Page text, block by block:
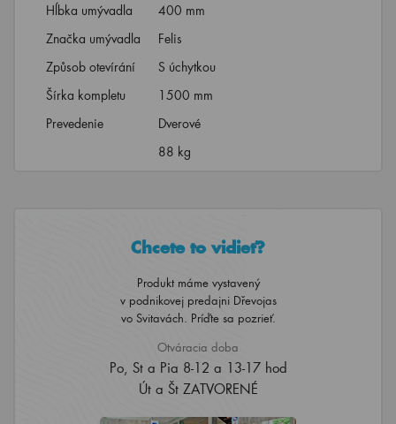
Hĺbka umývadla
400 mm
Značka umývadla
Felis
Způsob otevírání
S úchytkou
Šírka kompletu
1500 mm
Prevedenie
Dverové
88 kg
Chcete to vidieť?
Produkt máme vystavený
v podnikovej predajni Dřevojas
vo Svitavách. Príďte sa pozrieť.
Otváracia doba
Po, St a Pia 8-12 a 13-17 hod
Út a Št ZATVORENÉ